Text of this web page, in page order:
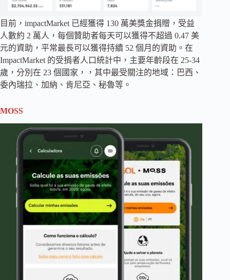
目前，impactMarket 已經獲得 130 萬美獎金捐贈，受益
人數約 2 萬人，每個贊助者每天可以獲得不超過 0.47 美
元的資助，平常最長可以獲得持續 52 個月的資助。在
ImpactMarket 的受捐者人口統計中，主要年齡段在 25-34
歲，分別在 23 個國家，，其中最受關注的地域：巴西、
委內瑞拉、加納、肯尼亞、秘魯等。
MOSS